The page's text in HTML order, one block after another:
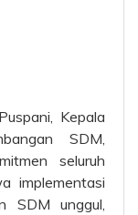
Kepala
SDM,
seluruh
implementasi
SDM unggul,